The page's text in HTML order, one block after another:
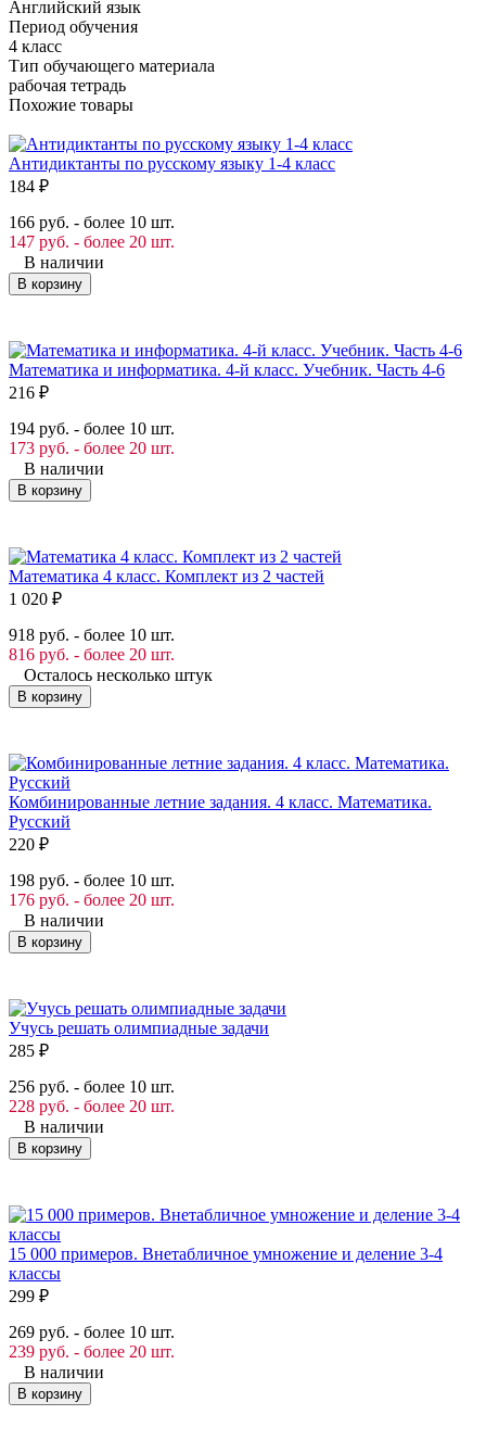
Английский язык
Период обучения
4 класс
Тип обучающего материала
рабочая тетрадь
Похожие товары
Антидиктанты по русскому языку 1-4 класс
184 ₽
166 руб. - более 10 шт.
147 руб. - более 20 шт.
В наличии
В корзину
Математика и информатика. 4-й класс. Учебник. Часть 4-6
216 ₽
194 руб. - более 10 шт.
173 руб. - более 20 шт.
В наличии
В корзину
Математика 4 класс. Комплект из 2 частей
1 020 ₽
918 руб. - более 10 шт.
816 руб. - более 20 шт.
Осталось несколько штук
В корзину
Комбинированные летние задания. 4 класс. Математика.
Русский
220 ₽
198 руб. - более 10 шт.
176 руб. - более 20 шт.
В наличии
В корзину
Учусь решать олимпиадные задачи
285 ₽
256 руб. - более 10 шт.
228 руб. - более 20 шт.
В наличии
В корзину
15 000 примеров. Внетабличное умножение и деление 3-4
классы
299 ₽
269 руб. - более 10 шт.
239 руб. - более 20 шт.
В наличии
В корзину